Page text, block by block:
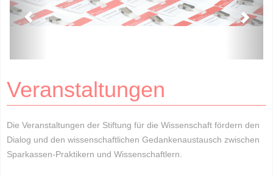
Veranstaltungen
Die Veranstaltungen der Stiftung für die Wissenschaft fördern den
Dialog und den wissenschaftlichen Gedankenaustausch zwischen
Sparkassen-Praktikern und Wissenschaftlern.